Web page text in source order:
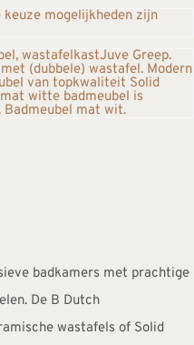
badkamers met prachtige
De B Dutch
wastafels of Solid